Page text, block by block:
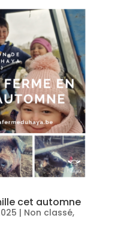
cet automne
| Non classé,